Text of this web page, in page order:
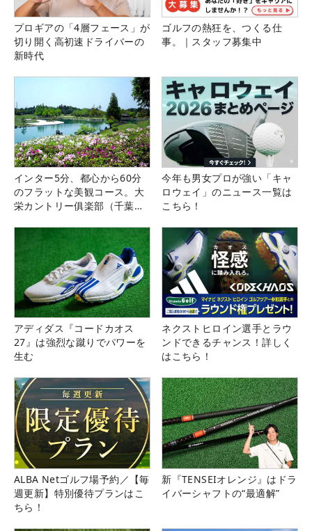
プロギアの「4層フェース」が
切り開く高初速ドライバーの
新時代
ゴルフの熱狂を、つくる仕
事。｜スタッフ募集中
インター5分、都心から60分
のフラットな美観コース。大
栄カントリー俱楽部（千葉
今年も男女プロが強い「キャ
ロウェイ」のニュース一覧は
こちら！
アディダス『コードカオス
27』は強烈な蹴りでパワーを
生む
ネクストヒロイン選手とラウ
ンドできるチャンス！詳しく
はこちら！
ALBA Netゴルフ場予約／【毎
週更新】特別優待プランはこ
ちら！
新『TENSEIオレンジ』はドラ
イバーシャフトの“最適解”